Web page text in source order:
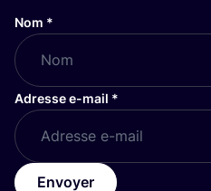
Nom *
Adresse e-mail *
Envoyer